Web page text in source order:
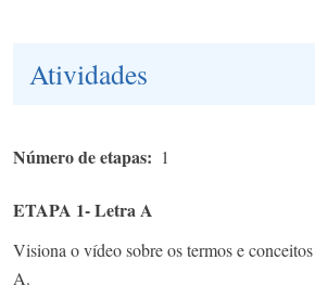
Atividades
Número de etapas 1
ETAPA 1- Letra A
Visiona o vídeo sobre os termos e
A.